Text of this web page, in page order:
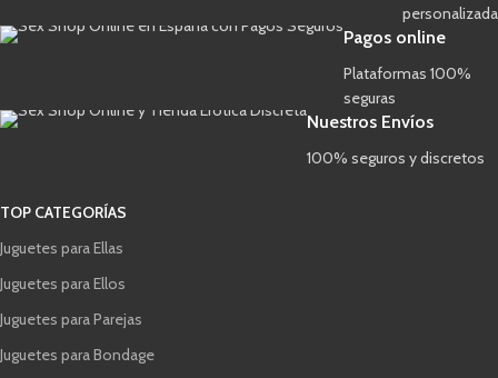
personalizada
Pagos online
Plataformas 100%
seguras
Nuestros Envíos
100% seguros y discretos
TOP CATEGORÍAS
Juguetes para Ellas
Juguetes para Ellos
Juguetes para Parejas
Juguetes para Bondage